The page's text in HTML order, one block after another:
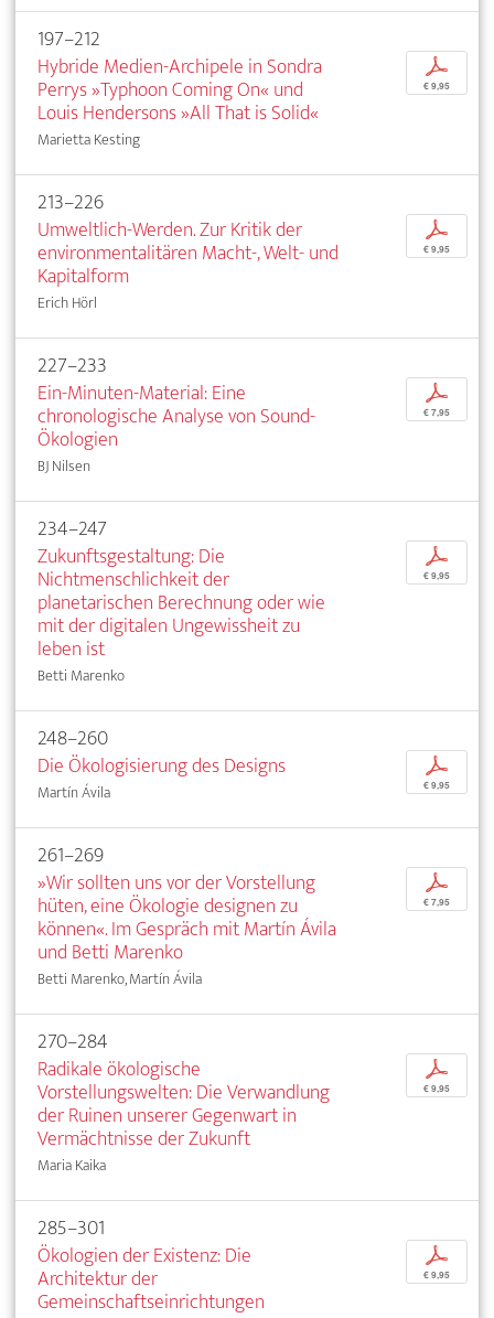
197–212
Hybride Medien-Archipele in Sondra
Perrys »Typhoon Coming On« und
Louis Hendersons »All That is Solid«
Marietta Kesting
p
€ 9,95
213–226
Umweltlich-Werden. Zur Kritik der
environmentalitären Macht-, Welt- und
Kapitalform
Erich Hörl
p
€ 9,95
227–233
Ein-Minuten-Material: Eine
chronologische Analyse von Sound-
Ökologien
BJ Nilsen
p
€ 7,95
234–247
Zukunftsgestaltung: Die
Nichtmenschlichkeit der
planetarischen Berechnung oder wie
mit der digitalen Ungewissheit zu
leben ist
Betti Marenko
p
€ 9,95
248–260
Die Ökologisierung des Designs
Martín Ávila
p
€ 9,95
261–269
»Wir sollten uns vor der Vorstellung
hüten, eine Ökologie designen zu
können«. Im Gespräch mit Martín Ávila
und Betti Marenko
Betti Marenko, Martín Ávila
p
€ 7,95
270–284
Radikale ökologische
Vorstellungswelten: Die Verwandlung
der Ruinen unserer Gegenwart in
Vermächtnisse der Zukunft
Maria Kaika
p
€ 9,95
285–301
Ökologien der Existenz: Die
Architektur der
Gemeinschaftseinrichtungen
p
€ 9,95